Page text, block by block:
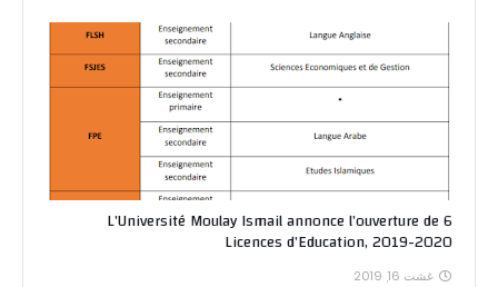
L’Université Moulay Ismail annonce l’ouverture de 6
Licences d’Education, 2019-2020
غشت 16, 2019